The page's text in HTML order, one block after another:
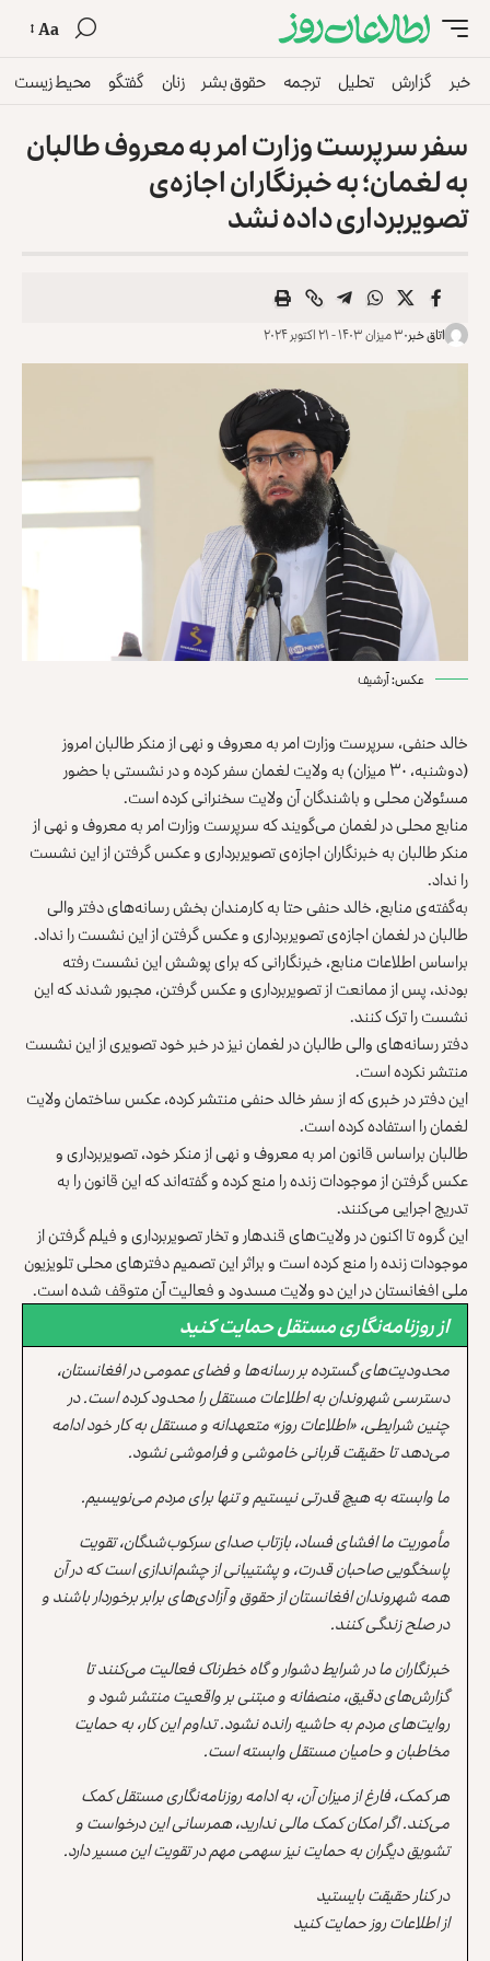
Aa
خبر گزارش تحلیل ترجمه حقوق بشر زنان گفتگو محیط زیست
سفر سرپرست وزارت امر به معروف طالبان
به لغمان؛ به خبرنگاران اجازه‌ی
تصویربرداری داده نشد
اتاق خبر۳۰ میزان ۱۴۰۳ - ۲۱ اکتوبر ۲۰۲۴
عکس: آرشیف
خالد حنفی، سرپرست وزارت امر به معروف و نهی از منکر طالبان امروز
(دوشنبه، ۳۰ میزان) به ولایت لغمان سفر کرده و در نشستی با حضور
مسئولان محلی و باشندگان آن ولایت سخنرانی کرده است.
منابع محلی در لغمان می‌گویند که سرپرست وزارت امر به معروف و نهی از
منکر طالبان به خبرنگاران اجازه‌ی تصویربرداری و عکس گرفتن‌ از این نشست
را نداد.
به‌گفته‌‌ی منابع، خالد حنفی حتا به کارمندان بخش رسانه‌های دفتر والی
طالبان در لغمان اجازه‌ی تصویربرداری و عکس گرفتن از این نشست را نداد.
براساس اطلاعات منابع، خبرنگارانی که برای پوشش این نشست رفته
بودند، پس از ممانعت از تصویربرداری و عکس گرفتن، مجبور شدند که این
نشست را ترک کنند.
دفتر رسانه‌های والی طالبان در لغمان نیز در خبر خود تصویری از این نشست
منتشر نکرده است.
این دفتر در خبری که از سفر خالد حنفی منتشر کرده، عکس ساختمان ولایت
لغمان را استفاده کرده است.
طالبان براساس قانون امر به معروف و نهی از منکر خود، تصویربرداری و
عکس گرفتن از موجودات زنده را منع کرده‌ و گفته‌اند که این قانون را به
تدریج اجرایی می‌کنند.
این گروه تا اکنون در ولایت‌های قندهار و تخار تصویربرداری و فیلم گرفتن از
موجودات زنده را منع کرده‌ است و براثر این تصمیم دفترهای محلی تلویزیون
ملی افغانستان در این دو ولایت مسدود و فعالیت آن متوقف شده است.
از روزنامه‌نگاری مستقل حمایت کنید
محدودیت‌های گسترده بر رسانه‌ها و فضای عمومی در افغانستان،
دسترسی شهروندان به اطلاعات مستقل را محدود کرده است. در
چنین شرایطی، «اطلاعات روز» متعهدانه و مستقل به کار خود ادامه
می‌دهد تا حقیقت قربانی خاموشی و فراموشی نشود.
ما وابسته به هیچ قدرتی نیستیم و تنها برای مردم می‌نویسیم.
مأموریت ما افشای فساد، بازتاب صدای سرکوب‌شدگان، تقویت
پاسخگویی صاحبان قدرت، و پشتیبانی از چشم‌اندازی است که در آن
همه شهروندان افغانستان از حقوق و آزادی‌های برابر برخوردار باشند و
در صلح زندگی کنند.
خبرنگاران ما در شرایط دشوار و گاه خطرناک فعالیت می‌کنند تا
گزارش‌های دقیق، منصفانه و مبتنی بر واقعیت منتشر شود و
روایت‌های مردم به حاشیه رانده نشود. تداوم این کار، به حمایت
مخاطبان و حامیان مستقل وابسته است.
هر کمک، فارغ از میزان آن، به ادامه روزنامه‌نگاری مستقل کمک
می‌کند. اگر امکان کمک مالی ندارید، همرسانی این درخواست و
تشویق دیگران به حمایت نیز سهمی مهم در تقویت این مسیر دارد.
در کنار حقیقت بایستید
از اطلاعات روز حمایت کنید